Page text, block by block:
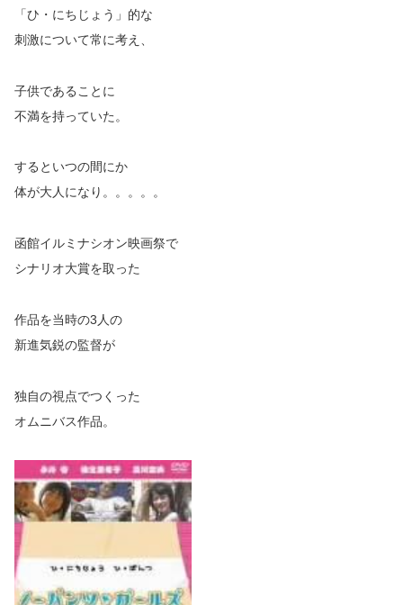
「ひ・にちじょう」的な
刺激について常に考え、
子供であることに
不満を持っていた。
するといつの間にか
体が大人になり。。。。。
函館イルミナシオン映画祭で
シナリオ大賞を取った
作品を当時の3人の
新進気鋭の監督が
独自の視点でつくった
オムニバス作品。